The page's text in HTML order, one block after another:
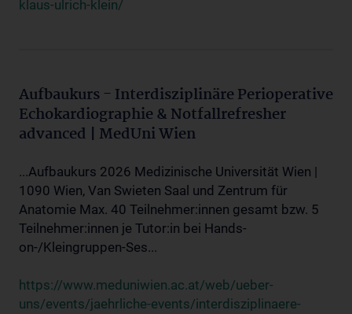
klaus-ulrich-klein/
Aufbaukurs - Interdisziplinäre Perioperative
Echokardiographie & Notfallrefresher
advanced | MedUni Wien
...Aufbaukurs 2026 Medizinische Universität Wien |
1090 Wien, Van Swieten Saal und Zentrum für
Anatomie Max. 40 Teilnehmer:innen gesamt bzw. 5
Teilnehmer:innen je Tutor:in bei Hands-
on-/Kleingruppen-Ses...
https://www.meduniwien.ac.at/web/ueber-
uns/events/jaehrliche-events/interdisziplinaere-